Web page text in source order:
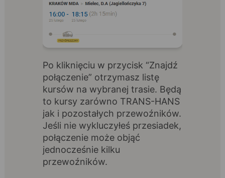
Po kliknięciu w przycisk “Znajdź
połączenie” otrzymasz listę
kursów na wybranej trasie. Będą
to kursy zarówno TRANS-HANS
jak i pozostałych przewoźników.
Jeśli nie wykluczyłeś przesiadek,
połączenie może objąć
jednocześnie kilku
przewoźników.